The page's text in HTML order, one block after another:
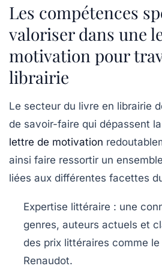
Les compétences
valoriser dans une
motivation pour
librairie
Le secteur du livre en librairie
de savoir-faire qui dépassent
lettre de motivation
ainsi faire ressortir un
liées aux différentes facettes
Expertise littéraire : une
genres, auteurs actuels et
des prix littéraires comme
Renaudot.